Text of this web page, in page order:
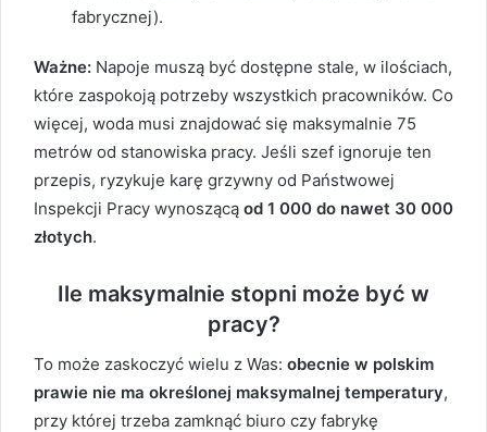
fabrycznej).
Ważne: Napoje muszą być dostępne stale, w ilościach,
które zaspokoją potrzeby wszystkich pracowników. Co
więcej, woda musi znajdować się maksymalnie 75
metrów od stanowiska pracy. Jeśli szef ignoruje ten
przepis, ryzykuje karę grzywny od Państwowej
Inspekcji Pracy wynoszącą od 1 000 do nawet 30 000
złotych.
Ile maksymalnie stopni może być w
pracy?
To może zaskoczyć wielu z Was: obecnie w polskim
prawie nie ma określonej maksymalnej temperatury,
przy której trzeba zamknąć biuro czy fabrykę